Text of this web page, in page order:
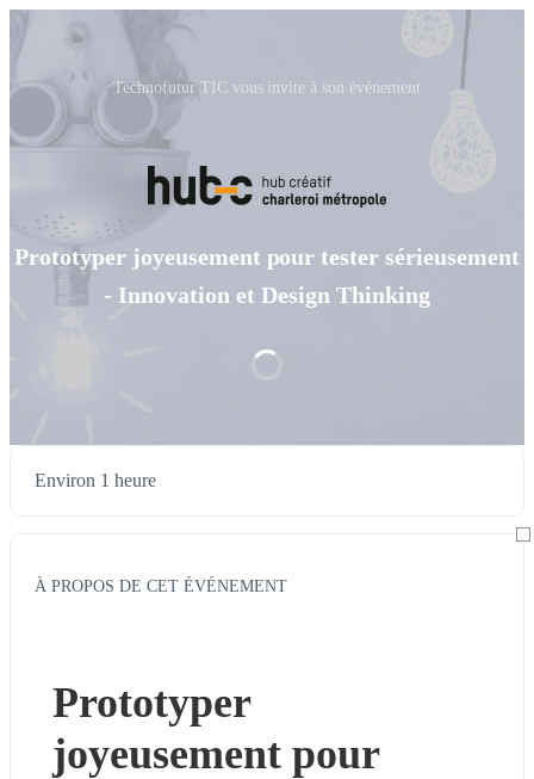
Technofutur TIC vous invite à son événement
Prototyper joyeusement pour tester sérieusement
- Innovation et Design Thinking
Environ 1 heure
À PROPOS DE CET ÉVÉNEMENT
Prototyper
joyeusement pour